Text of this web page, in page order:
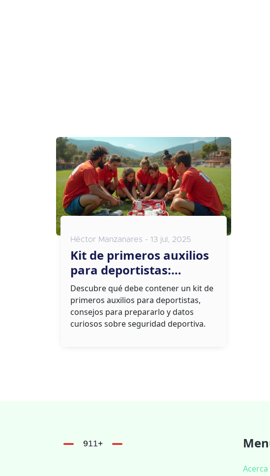
Héctor Manzanares - 13 jul, 2025
Kit de primeros auxilios
para deportistas:
elementos esenciales y
consejos prácticos
Descubre qué debe contener un kit de
primeros auxilios para deportistas,
consejos para prepararlo y datos
curiosos sobre seguridad deportiva.